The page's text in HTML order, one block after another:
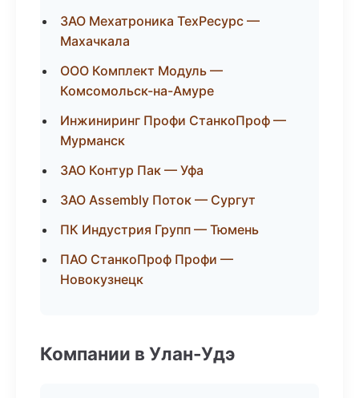
ЗАО Мехатроника ТехРесурс —
Махачкала
ООО Комплект Модуль —
Комсомольск-на-Амуре
Инжиниринг Профи СтанкоПроф —
Мурманск
ЗАО Контур Пак — Уфа
ЗАО Assembly Поток — Сургут
ПК Индустрия Групп — Тюмень
ПАО СтанкоПроф Профи —
Новокузнецк
Компании в Улан-Удэ